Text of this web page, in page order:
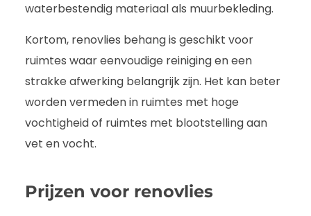
waterbestendig materiaal als muurbekleding.
Kortom, renovlies behang is geschikt voor
ruimtes waar eenvoudige reiniging en een
strakke afwerking belangrijk zijn. Het kan beter
worden vermeden in ruimtes met hoge
vochtigheid of ruimtes met blootstelling aan
vet en vocht.
Prijzen voor renovlies